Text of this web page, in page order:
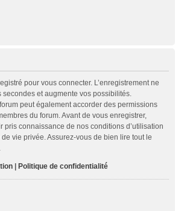
pour vous connecter. L’enregistrement ne
et augmente vos possibilités.
peut également accorder des permissions
du forum. Avant de vous enregistrer,
pris connaissance de nos conditions d’utilisation
vie privée. Assurez-vous de bien lire tout le
| Politique de confidentialité